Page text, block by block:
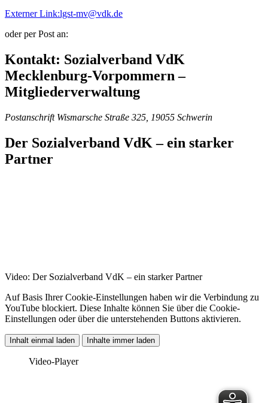
Externer Link:lgst-mv@vdk.de
oder per Post an:
Kontakt: Sozialverband VdK
Mecklenburg-Vorpommern –
Mitgliederverwaltung
Postanschrift Wismarsche Straße 325, 19055 Schwerin
Der Sozialverband VdK – ein starker
Partner
Video: Der Sozialverband VdK – ein starker Partner
Auf Basis Ihrer Cookie-Einstellungen haben wir die Verbindung zu
YouTube blockiert. Diese Inhalte können Sie über die Cookie-
Einstellungen oder über die unterstehenden Buttons aktivieren.
Inhalt einmal laden Inhalte immer laden
Video-Player